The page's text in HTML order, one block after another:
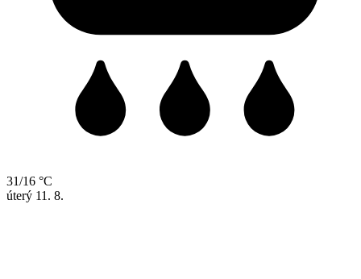
31/16 °C
úterý 11. 8.